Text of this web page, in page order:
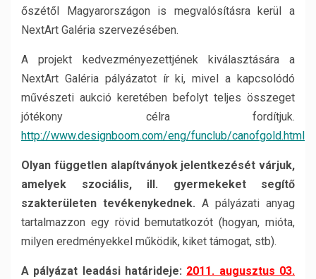
őszétől Magyarországon is megvalósításra kerül a
NextArt Galéria szervezésében.
A projekt kedvezményezettjének kiválasztására a
NextArt Galéria pályázatot ír ki, mivel a kapcsolódó
művészeti aukció keretében befolyt teljes összeget
jótékony célra fordítjuk.
http://www.designboom.com/eng/funclub/canofgold.html
Olyan független alapítványok jelentkezését várjuk,
amelyek szociális, ill. gyermekeket segítő
szakterületen tevékenykednek. A pályázati anyag
tartalmazzon egy rövid bemutatkozót (hogyan, mióta,
milyen eredményekkel működik, kiket támogat, stb).
A pályázat leadási határideje: 2011. augusztus 03.